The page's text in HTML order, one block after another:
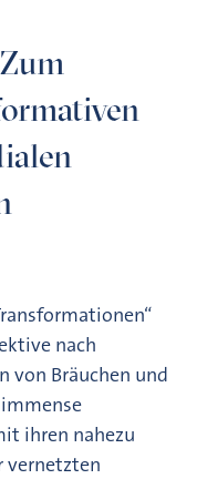
nach
von Bräuchen und
ihren nahezu
vernetzten